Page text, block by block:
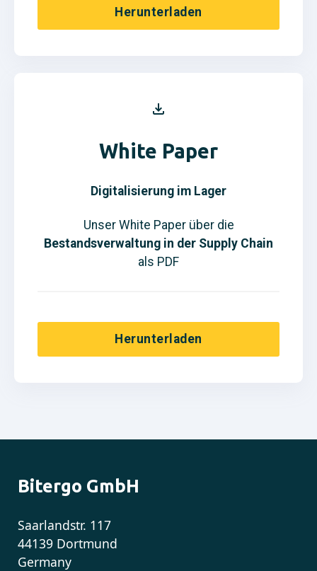
Herunterladen
White Paper
Digitalisierung im Lager
Unser White Paper über die
Bestandsverwaltung in der Supply Chain
als PDF
Herunterladen
Bitergo GmbH
Saarlandstr. 117
44139 Dortmund
Germany